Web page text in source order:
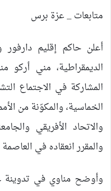
متابعات _ عزة برس
أعلن حاكم إقليم دارفور
الديمقراطية، مني أركو
المشاركة في الاجتماع
الخماسية، والمكوّنة من
والاتحاد الأفريقي
والمقرر انعقاده في العاصمة
وأوضح مناوي في